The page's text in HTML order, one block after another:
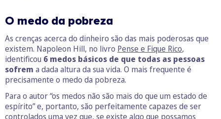
O medo da pobreza
As crenças acerca do dinheiro são das mais poderosas que
existem. Napoleon Hill, no livro Pense e Fique Rico,
identificou 6 medos básicos de que todas as pessoas
sofrem a dada altura da sua vida. O mais frequente é
precisamente o medo da pobreza.
Para o autor “os medos não são mais do que um estado de
espírito” e, portanto, são perfeitamente capazes de ser
controlados uma vez que, se existe algo que possamos